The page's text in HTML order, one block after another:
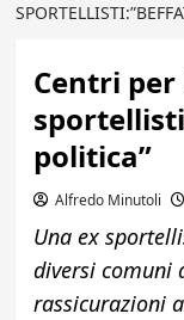
Centri per
politica”
Alfredo Minutoli
Una ex
diversi comuni
rassicurazioni